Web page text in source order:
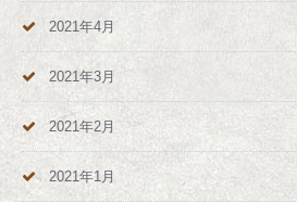
2021年4月
2021年3月
2021年2月
2021年1月